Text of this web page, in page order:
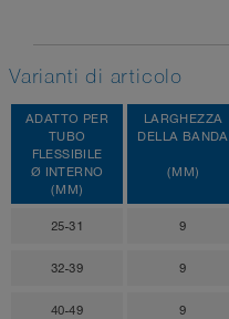
Varianti di articolo
ADATTO PER
TUBO
FLESSIBILE
Ø INTERNO
(MM)
LARGHEZZA
DELLA BANDA
(MM)
25-31 9
32-39 9
40-49 9